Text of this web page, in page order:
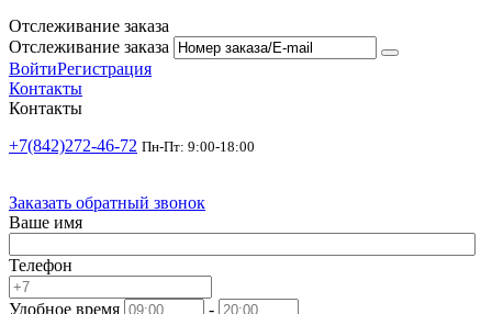
Отслеживание заказа
Отслеживание заказа
ВойтиРегистрация
Контакты
Контакты
+7(842)272-46-72 Пн-Пт: 9:00-18:00
Заказать обратный звонок
Ваше имя
Телефон
Удобное время -